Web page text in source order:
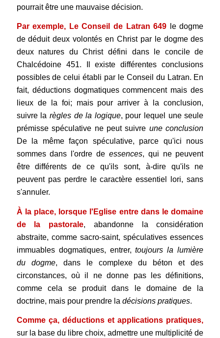
pourrait être une mauvaise décision.
Par exemple, Le Conseil de Latran 649 le dogme
de déduit deux volontés en Christ par le dogme des
deux natures du Christ défini dans le concile de
Chalcédoine 451. Il existe différentes conclusions
possibles de celui établi par le Conseil du Latran. En
fait, déductions dogmatiques commencent mais des
lieux de la foi; mais pour arriver à la conclusion,
suivre la règles de la logique, pour lequel une seule
prémisse spéculative ne peut suivre une conclusion
De la même façon spéculative, parce qu'ici nous
sommes dans l'ordre de essences, qui ne peuvent
être différents de ce qu'ils sont, à-dire qu'ils ne
peuvent pas perdre le caractère essentiel lori, sans
s'annuler.
À la place, lorsque l'Eglise entre dans le domaine
de la pastorale, abandonne la considération
abstraite, comme sacro-saint, spéculatives essences
immuables dogmatiques, entrer,toujours la lumière
du dogme, dans le complexe du béton et des
circonstances, où il ne donne pas les définitions,
comme cela se produit dans le domaine de la
doctrine, mais pour prendre la décisions pratiques.
Comme ça, déductions et applications pratiques,
sur la base du libre choix, admettre une multiplicité de